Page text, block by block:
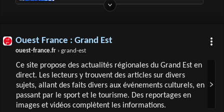
Ouest France : Grand Est
ouest-france.fr › grand-est
Ce site propose des actualités régionales du Grand Est en
direct. Les lecteurs y trouvent des articles sur divers
sujets, allant des faits divers aux événements culturels, en
passant par le sport et le tourisme. Des reportages en
images et vidéos complètent les informations.